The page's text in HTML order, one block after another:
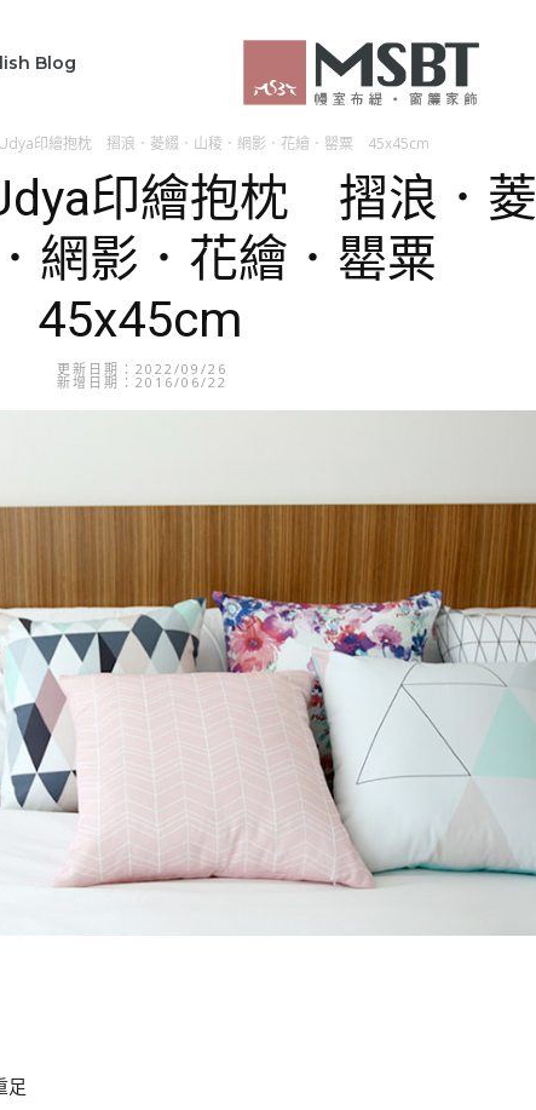
Blog
Udya印繪抱枕 摺浪．菱綴．山稜．網影．花繪．罌粟 45x45cm
印繪抱枕 摺浪．菱
網影．花繪．罌粟
45x45cm
更新日期：2022/09/26
新增日期：2016/06/22
足